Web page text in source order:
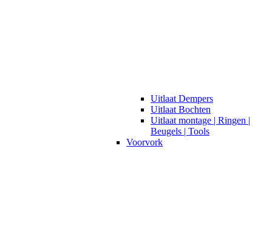
Uitlaat Dempers
Uitlaat Bochten
Uitlaat montage | Ringen |
Beugels | Tools
Voorvork